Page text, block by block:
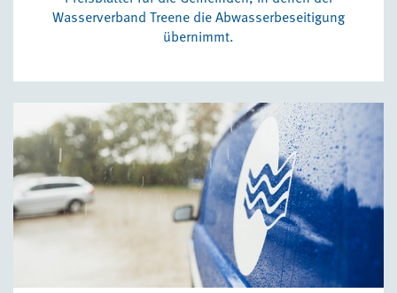
Wasserverband Treene die Abwasserbeseitigung
übernimmt.